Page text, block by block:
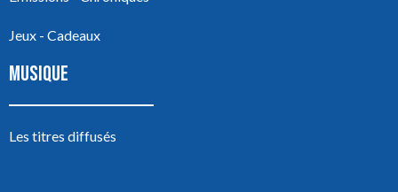
Jeux - Cadeaux
MUSIQUE
Les titres diffusés